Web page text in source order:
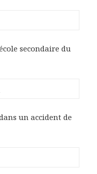
secondaire du
un accident de